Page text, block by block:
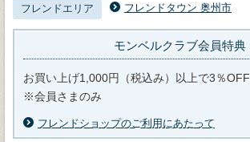
フレンドエリア フレンドタウン 奥州市
モンベルクラブ会員特典
お買い上げ1,000円（税込み）以上で3％OFF
※会員さまのみ
フレンドショップのご利用にあたって